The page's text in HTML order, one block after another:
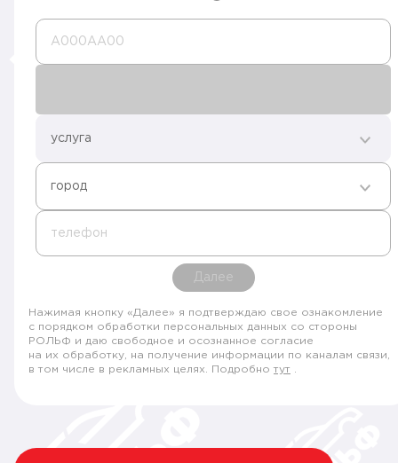
А000AA00
услуга
город
телефон
Далее
Нажимая кнопку «Далее» я подтверждаю свое ознакомление
с порядком обработки персональных данных со стороны
РОЛЬФ и даю свободное и осознанное согласие
на их обработку, на получение информации по каналам связи,
в том числе в рекламных целях. Подробно тут